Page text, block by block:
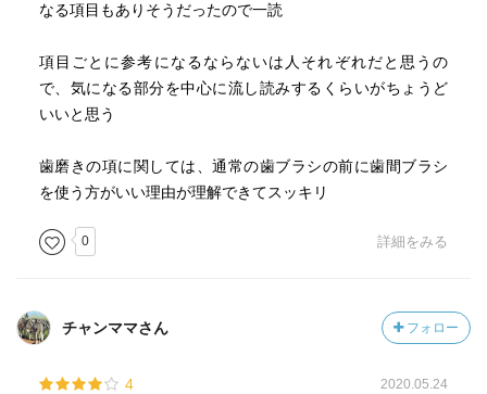
なる項目もありそうだったので一読
項目ごとに参考になるならないは人それぞれだと思うの
で、気になる部分を中心に流し読みするくらいがちょうど
いいと思う
歯磨きの項に関しては、通常の歯ブラシの前に歯間ブラシ
を使う方がいい理由が理解できてスッキリ
0 詳細をみる
チャンママさん フォロー
4 2020.05.24